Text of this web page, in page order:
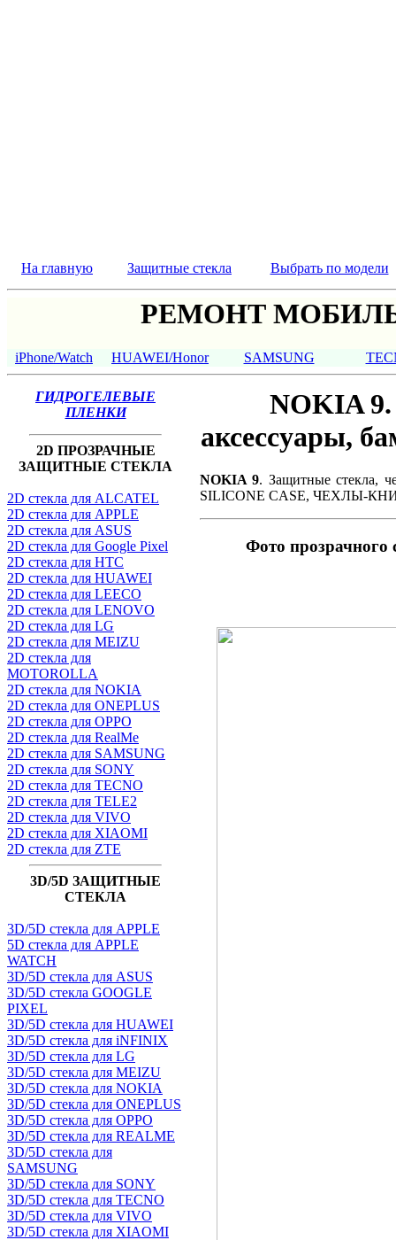
На главную Защитные стекла Выбрать по модели
РЕМОНТ
iPhone/Watch HUAWEI/Honor SAMSUNG
ГИДРОГЕЛЕВЫЕ
ПЛЕНКИ
2D ПРОЗРАЧНЫЕ
ЗАЩИТНЫЕ СТЕКЛА
2D стекла для ALCATEL
2D стекла для APPLE
2D стекла для ASUS
2D стекла для Google Pixel
2D стекла для HTC
2D стекла для HUAWEI
2D стекла для LEECO
2D стекла для LENOVO
2D стекла для LG
2D стекла для MEIZU
2D стекла для
MOTOROLLA
2D стекла для NOKIA
2D стекла для ONEPLUS
2D стекла для OPPO
2D стекла для RealMe
2D стекла для SAMSUNG
2D стекла для SONY
2D стекла для TECNO
2D стекла для TELE2
2D стекла для VIVO
2D стекла для XIAOMI
2D стекла для ZTE
3D/5D ЗАЩИТНЫЕ
СТЕКЛА
3D/5D стекла для APPLE
5D стекла для APPLE
WATCH
3D/5D стекла для ASUS
3D/5D стекла GOOGLE
PIXEL
3D/5D стекла для HUAWEI
3D/5D стекла для iNFINIX
3D/5D стекла для LG
3D/5D стекла для MEIZU
3D/5D стекла для NOKIA
3D/5D стекла для ONEPLUS
3D/5D стекла для OPPO
3D/5D стекла для REALME
3D/5D стекла для
SAMSUNG
3D/5D стекла для SONY
3D/5D стекла для TECNO
3D/5D стекла для VIVO
3D/5D стекла для XIAOMI
NOKIA 9
аксессуары,
NOKIA 9. Защитные стекла,
SILICONE CASE, ЧЕХЛЫ-
Фото